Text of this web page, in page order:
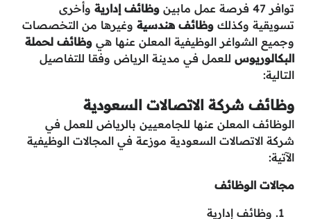
توافر 47 فرصة عمل مابين
وظائف إدارية وأخرى
تسويقية وكذلك وظائف هندسية وغيرها من التخصصات
وجميع الشواغر الوظيفية المعلن عنها هي وظائف لحملة
البكالوريوس للعمل في مدينة الرياض وفقا للتفاصيل
التالية:
وظائف شركة الاتصالات السعودية
الوظائف المعلن عنها للجامعيين بالرياض للعمل في
شركة الاتصالات السعودية موزعة في المجالات الوظيفية
الآتية:
مجالات الوظائف
وظائف إدارية